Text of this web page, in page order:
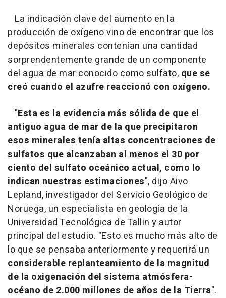
La indicación clave del aumento en la
producción de oxígeno vino de encontrar que los
depósitos minerales contenían una cantidad
sorprendentemente grande de un componente
del agua de mar conocido como sulfato, que se
creó cuando el azufre reaccionó con oxígeno.
"Esta es la evidencia más sólida de que el
antiguo agua de mar de la que precipitaron
esos minerales tenía altas concentraciones de
sulfatos que alcanzaban al menos el 30 por
ciento del sulfato oceánico actual, como lo
indican nuestras estimaciones", dijo Aivo
Lepland, investigador del Servicio Geológico de
Noruega, un especialista en geología de la
Universidad Tecnológica de Tallin y autor
principal del estudio. "Esto es mucho más alto de
lo que se pensaba anteriormente y requerirá un
considerable replanteamiento de la magnitud
de la oxigenación del sistema atmósfera-
océano de 2.000 millones de años de la Tierra".